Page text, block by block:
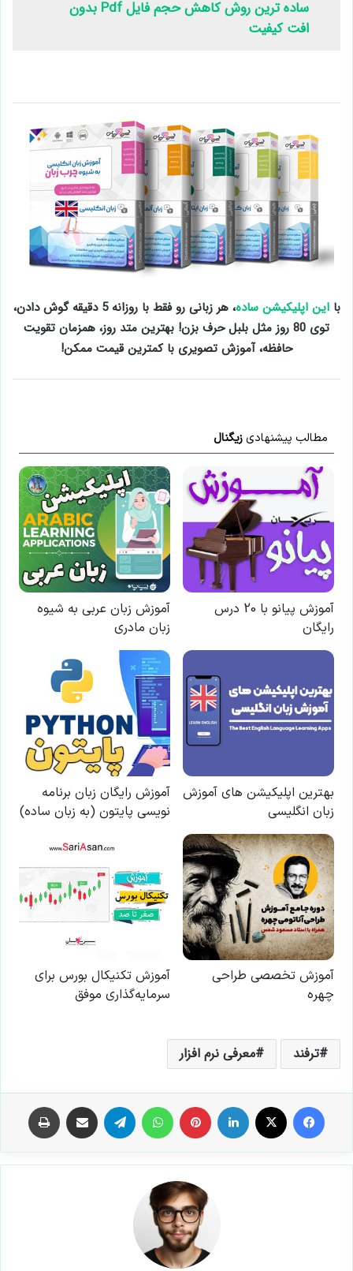
ساده ترین روش کاهش حجم فایل Pdf بدون
افت کیفیت
بااین اپلیکیشن ساده
، هر زبانی رو فقط با روزانه 5 دقیقه گوش دادن،
توی 80 روز مثل بلبل حرف بزن! بهترین متد روز، همزمان تقویت
حافظه، آموزش تصویری با کمترین قیمت ممکن!
ترفند معرفی نرم افزار
فیس بوک لینکدین ‫پین‌ترست تلگرام اشتراک گذاری از طریق ایمیل